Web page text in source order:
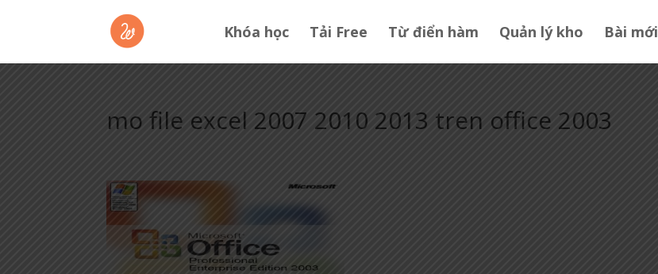
Khóa học Tải Free Từ điển hàm Quản lý kho Bài mới
mo file excel 2007 2010 2013 tren office 2003